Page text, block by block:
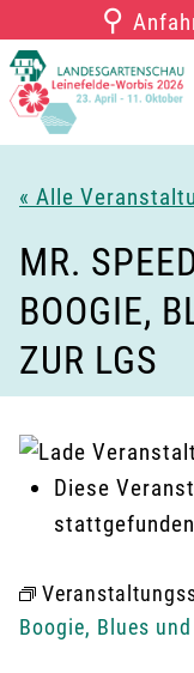
Inhalt
springen
⚲
« Alle
MR.
BOOGIE,
ZUR LGS
Diese
Boogie, Blues